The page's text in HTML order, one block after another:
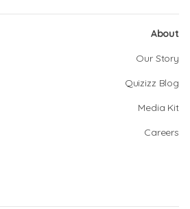
About
Our Story
Quizizz Blog
Media Kit
Careers